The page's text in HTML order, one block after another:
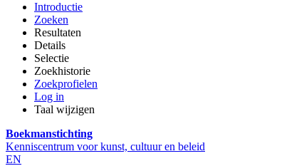
Introductie
Zoeken
Resultaten
Details
Selectie
Zoekhistorie
Zoekprofielen
Log in
Taal wijzigen
Boekmanstichting
Kenniscentrum voor kunst, cultuur en beleid
EN